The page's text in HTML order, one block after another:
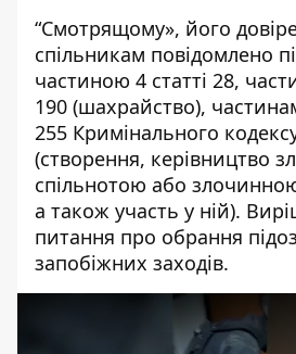
“Смотрящому», його
спільникам повідомлено
частиною 4 статті 28,
190 (шахрайство),
255 Кримінального
(створення, керівництво
спільнотою або
а також участь у ній).
питання про обрання
запобіжних заходів.